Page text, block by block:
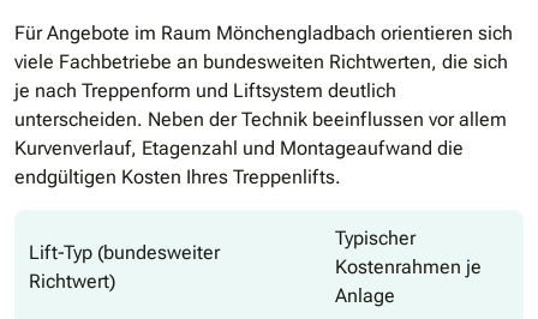
Für Angebote im Raum Mönchengladbach orientieren sich
viele Fachbetriebe an bundesweiten Richtwerten, die sich
je nach Treppenform und Liftsystem deutlich
unterscheiden. Neben der Technik beeinflussen vor allem
Kurvenverlauf, Etagenzahl und Montageaufwand die
endgültigen Kosten Ihres Treppenlifts.
Lift-Typ (bundesweiter
Richtwert)
Typischer
Kostenrahmen je
Anlage